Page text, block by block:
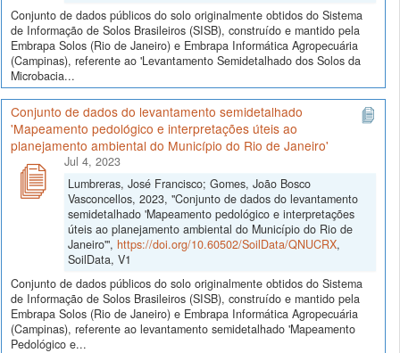
Conjunto de dados públicos do solo originalmente obtidos do Sistema
de Informação de Solos Brasileiros (SISB), construído e mantido pela
Embrapa Solos (Rio de Janeiro) e Embrapa Informática Agropecuária
(Campinas), referente ao 'Levantamento Semidetalhado dos Solos da
Microbacia...
Conjunto de dados do levantamento semidetalhado
'Mapeamento pedológico e interpretações úteis ao
planejamento ambiental do Município do Rio de Janeiro'
Jul 4, 2023
Lumbreras, José Francisco; Gomes, João Bosco
Vasconcellos, 2023, "Conjunto de dados do levantamento
semidetalhado 'Mapeamento pedológico e interpretações
úteis ao planejamento ambiental do Município do Rio de
Janeiro'", https://doi.org/10.60502/SoilData/QNUCRX,
SoilData, V1
Conjunto de dados públicos do solo originalmente obtidos do Sistema
de Informação de Solos Brasileiros (SISB), construído e mantido pela
Embrapa Solos (Rio de Janeiro) e Embrapa Informática Agropecuária
(Campinas), referente ao levantamento semidetalhado 'Mapeamento
Pedológico e...